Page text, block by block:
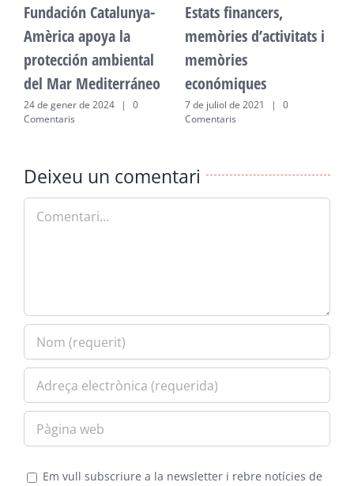
Fundación Catalunya-
Amèrica apoya la
protección ambiental
del Mar Mediterráneo
24 de gener de 2024 |
0
Comentaris
Estats financers,
memòries d’activitats i
memòries
económiques
7 de juliol de 2021 |
0
Comentaris
Deixeu un comentari
Em vull subscriure a la newsletter i rebre notícies de